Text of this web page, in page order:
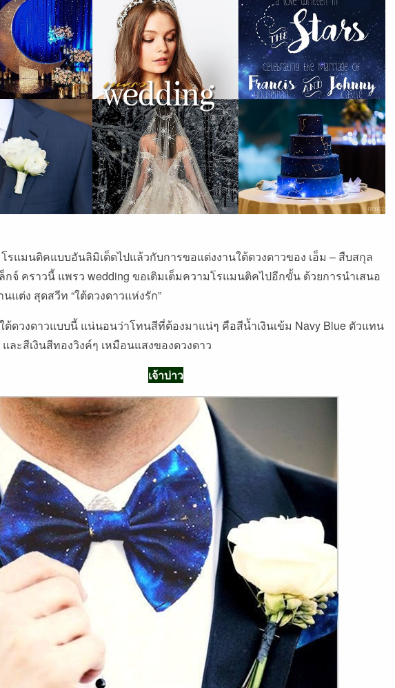
รแมนติคแบบอันลิมิเต็ดไปแล้วกับการขอแต่งงานใต้ดวงดาวของ เอ็ม – สืบสกุล
กจ์ คราวนี้ แพรว wedding ขอเติมเต็มความโรแมนติคไปอีกขั้น ด้วยการนำเสนอ
นแต่ง สุดสวีท “ใต้ดวงดาวแห่งรัก”
ต้ดวงดาวแบบนี้ แน่นอนว่าโทนสีที่ต้องมาแน่ๆ คือสีน้ำเงินเข้ม Navy Blue ตัวแทน
ละสีเงินสีทองวิงค์ๆ เหมือนแสงของดวงดาว
เจ้าบ่าว